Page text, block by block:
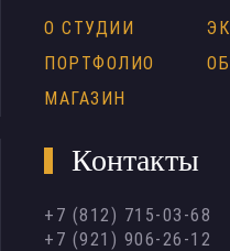
О СТУДИИ
ПОРТФОЛИО
МАГАЗИН
Контакты
+7 (812) 715-03-68
+7 (921) 906-26-12